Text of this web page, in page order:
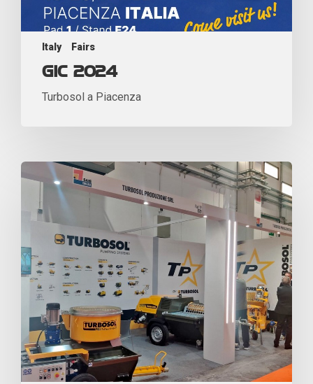
Italy Fairs
GIC 2024
Turbosol a Piacenza